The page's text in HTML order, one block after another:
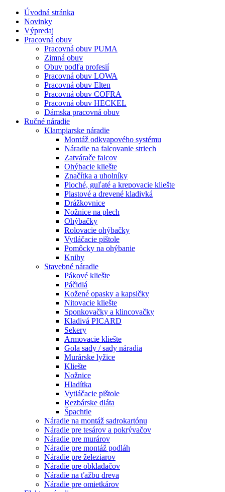
Úvodná stránka
Novinky
Výpredaj
Pracovná obuv
Pracovná obuv PUMA
Zimná obuv
Obuv podľa profesií
Pracovná obuv LOWA
Pracovná obuv Elten
Pracovná obuv COFRA
Pracovná obuv HECKEL
Dámska pracovná obuv
Ručné náradie
Klampiarske náradie
Montáž odkvapového systému
Náradie na falcovanie striech
Zatvárače falcov
Ohýbacie kliešte
Značítka a uholníky
Ploché, guľaté a krepovacie kliešte
Plastové a drevené kladivká
Drážkovnice
Nožnice na plech
Ohýbačky
Rolovacie ohýbačky
Vytláčacie pištole
Pomôcky na ohýbanie
Knihy
Stavebné náradie
Pákové kliešte
Páčidlá
Kožené opasky a kapsičky
Nitovacie kliešte
Sponkovačky a klincovačky
Kladivá PICARD
Sekery
Armovacie kliešte
Gola sady / sady náradia
Murárske lyžice
Kliešte
Nožnice
Hladítka
Vytláčacie pištole
Rezbárske dláta
Špachtle
Náradie na montáž sadrokartónu
Náradie pre tesárov a pokrývačov
Náradie pre murárov
Náradie pre montáž podláh
Náradie pre železiarov
Náradie pre obkladačov
Náradie na ťažbu dreva
Náradie pre omietkárov